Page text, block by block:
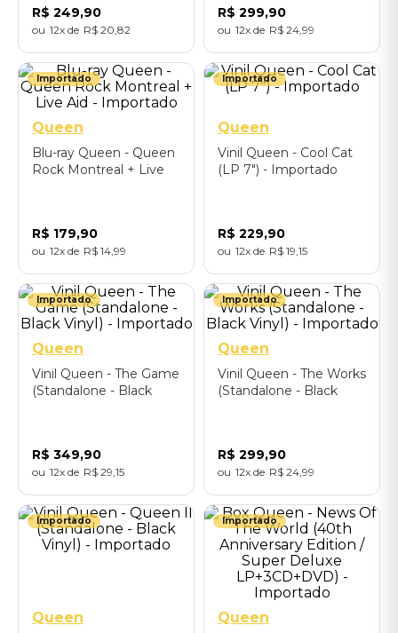
R$ 249,90
12 R$ 20 82
R$ 299,90
12 R$ 24 99
Importado
Queen
Blu-ray Queen - Queen
Rock Montreal + Live
R$ 179,90
12 R$ 14 99
Importado
Queen
Vinil Queen - Cool Cat
(LP 7") - Importado
R$ 229,90
12 R$ 19 15
Importado
Queen
Vinil Queen - The Game
(Standalone - Black
R$ 349,90
12 R$ 29 15
Importado
Queen
Vinil Queen - The Works
(Standalone - Black
R$ 299,90
12 R$ 24 99
Importado
Queen
Importado
Queen